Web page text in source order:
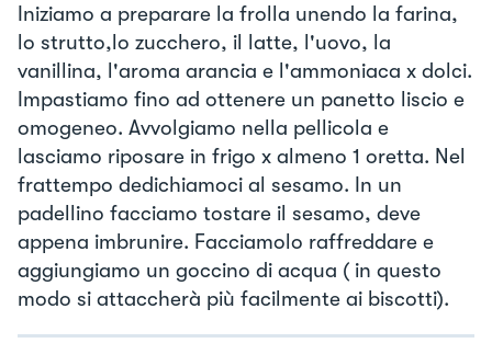
Iniziamo a preparare la frolla unendo la farina,
lo strutto,lo zucchero, il latte, l'uovo, la
vanillina, l'aroma arancia e l'ammoniaca x dolci.
Impastiamo fino ad ottenere un panetto liscio e
omogeneo. Avvolgiamo nella pellicola e
lasciamo riposare in frigo x almeno 1 oretta. Nel
frattempo dedichiamoci al sesamo. In un
padellino facciamo tostare il sesamo, deve
appena imbrunire. Facciamolo raffreddare e
aggiungiamo un goccino di acqua ( in questo
modo si attaccherà più facilmente ai biscotti).